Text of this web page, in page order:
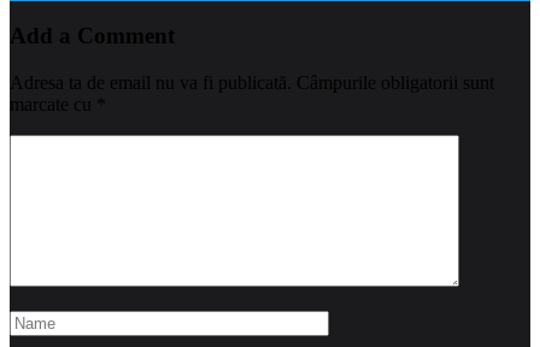
Add a Comment
Adresa ta de email nu va fi publicată. Câmpurile obligatorii sunt
marcate cu